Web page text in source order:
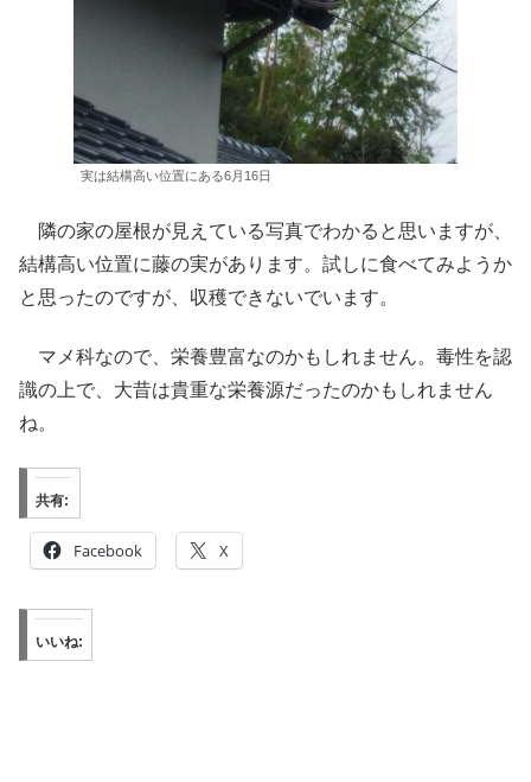
実は結構高い位置にある6月16日
隣の家の屋根が見えている写真でわかると思いますが、
結構高い位置に藤の実があります。試しに食べてみようか
と思ったのですが、収穫できないでいます。
マメ科なので、栄養豊富なのかもしれません。毒性を認
識の上で、大昔は貴重な栄養源だったのかもしれません
ね。
共有:
Facebook X
いいね: